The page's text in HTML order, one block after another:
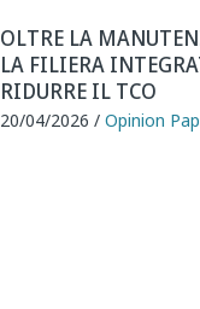
OLTRE LA
LA FILIERA
RIDURRE IL TCO
20/04/2026 /Opinion